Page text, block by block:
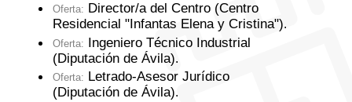
Oferta: Director/a del Centro (Centro
Residencial "Infantas Elena y Cristina").
Oferta: Ingeniero Técnico Industrial
(Diputación de Ávila).
Oferta: Letrado-Asesor Jurídico
(Diputación de Ávila).